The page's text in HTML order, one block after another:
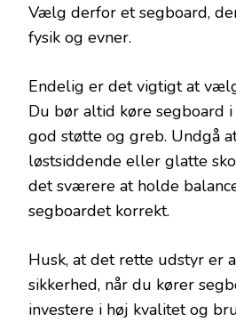
Vælg derfor et segboard,
fysik og evner.
Endelig er det vigtigt at
Du bør altid køre segboard
god støtte og greb. Undgå
løstsiddende eller glatte
det sværere at holde
segboardet korrekt.
Husk, at det rette udstyr er
sikkerhed, når du kører
investere i høj kvalitet og